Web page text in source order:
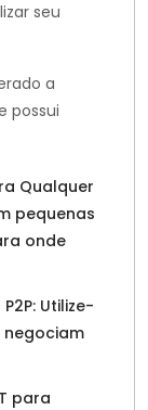
seu
a
possui
Qualquer
pequenas
onde
Utilize-
para